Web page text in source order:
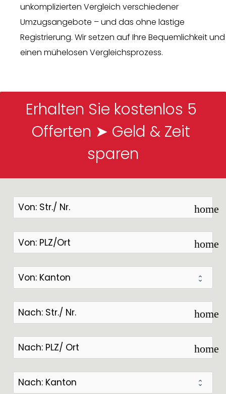
unkomplizierten Vergleich verschiedener
Umzugsangebote – und das ohne lästige
Registrierung. Wir setzen auf Ihre Bequemlichkeit und
einen mühelosen Vergleichsprozess.
Erhalten Sie kostenlos 5
Offerten ➤ Geld & Zeit
sparen
home
home
home
home